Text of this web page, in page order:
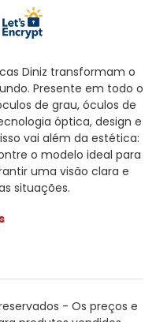
Diniz transformam o
Presente em todo o
de grau, óculos de
óptica, design e
vai além da estética:
o modelo ideal para
uma visão clara e
situações.
- Os preços e